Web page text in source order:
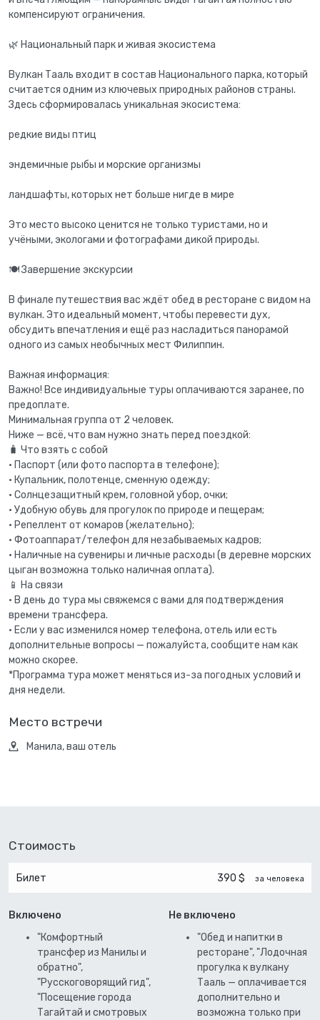
компенсируют ограничения.
🌿 Национальный парк и живая экосистема
Вулкан Тааль входит в состав Национального парка, который
считается одним из ключевых природных районов страны.
Здесь сформировалась уникальная экосистема:
редкие виды птиц
эндемичные рыбы и морские организмы
ландшафты, которых нет больше нигде в мире
Это место высоко ценится не только туристами, но и
учёными, экологами и фотографами дикой природы.
🍽 Завершение экскурсии
В финале путешествия вас ждёт обед в ресторане с видом на
вулкан. Это идеальный момент, чтобы перевести дух,
обсудить впечатления и ещё раз насладиться панорамой
одного из самых необычных мест Филиппин.
Важная информация:
Важно! Все индивидуальные туры оплачиваются заранее, по
предоплате.
Минимальная группа от 2 человек.
Ниже — всё, что вам нужно знать перед поездкой:
🧳 Что взять с собой
• Паспорт (или фото паспорта в телефоне);
• Купальник, полотенце, сменную одежду;
• Солнцезащитный крем, головной убор, очки;
• Удобную обувь для прогулок по природе и пещерам;
• Репеллент от комаров (желательно);
• Фотоаппарат/телефон для незабываемых кадров;
• Наличные на сувениры и личные расходы (в деревне морских
цыган возможна только наличная оплата).
📱 На связи
• В день до тура мы свяжемся с вами для подтверждения
времени трансфера.
• Если у вас изменился номер телефона, отель или есть
дополнительные вопросы — пожалуйста, сообщите нам как
можно скорее.
*Программа тура может меняться из-за погодных условий и
дня недели.
Место встречи
Манила, ваш отель
Стоимость
Билет 390 $ за человека
Включено
"Комфортный
трансфер из Манилы и
обратно",
"Русскоговорящий гид",
"Посещение города
Тагайтай и смотровых
Не включено
"Обед и напитки в
ресторане", "Лодочная
прогулка к вулкану
Тааль — оплачивается
дополнительно и
возможна только при